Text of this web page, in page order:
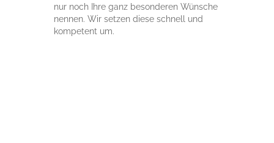
nur noch Ihre ganz besonderen Wünsche
nennen. Wir setzen diese schnell und
kompetent um.